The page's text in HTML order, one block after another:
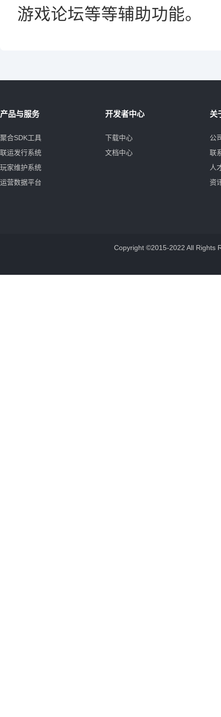
游戏论坛等等辅助功能。
产品与服务
聚合SDK工具
联运发行系统
玩家维护系统
运营数据平台
开发者中心
下载中心
文档中心
关
公
联
人
资
Copyright ©2015-2022 All